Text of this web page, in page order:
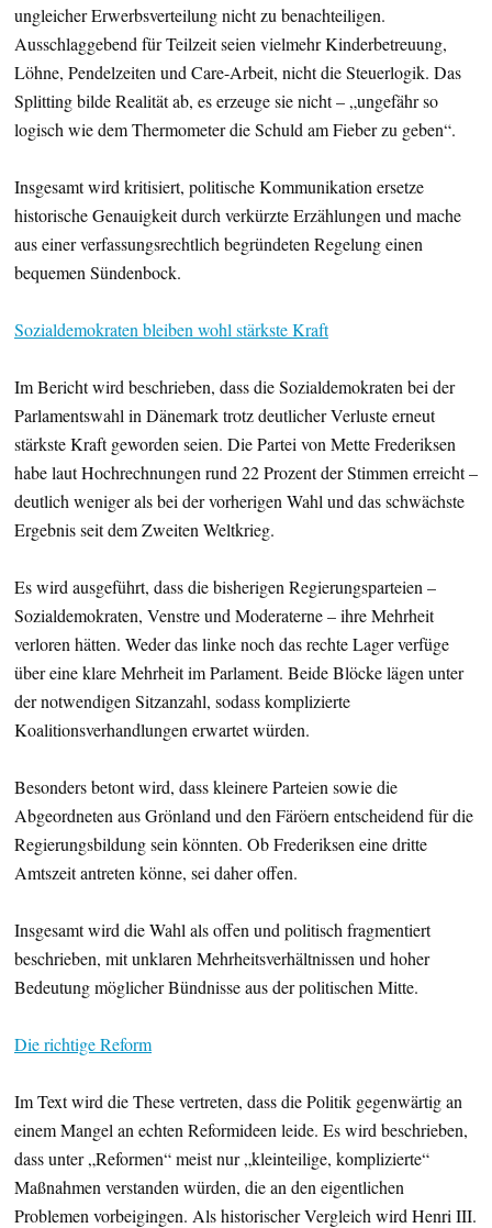
ungleicher Erwerbsverteilung nicht zu benachteiligen.
Ausschlaggebend für Teilzeit seien vielmehr Kinderbetreuung,
Löhne, Pendelzeiten und Care-Arbeit, nicht die Steuerlogik. Das
Splitting bilde Realität ab, es erzeuge sie nicht – „ungefähr so
logisch wie dem Thermometer die Schuld am Fieber zu geben“.
Insgesamt wird kritisiert, politische Kommunikation ersetze
historische Genauigkeit durch verkürzte Erzählungen und mache
aus einer verfassungsrechtlich begründeten Regelung einen
bequemen Sündenbock.
Sozialdemokraten bleiben wohl stärkste Kraft
Im Bericht wird beschrieben, dass die Sozialdemokraten bei der
Parlamentswahl in Dänemark trotz deutlicher Verluste erneut
stärkste Kraft geworden seien. Die Partei von Mette Frederiksen
habe laut Hochrechnungen rund 22 Prozent der Stimmen erreicht –
deutlich weniger als bei der vorherigen Wahl und das schwächste
Ergebnis seit dem Zweiten Weltkrieg.
Es wird ausgeführt, dass die bisherigen Regierungsparteien –
Sozialdemokraten, Venstre und Moderaterne – ihre Mehrheit
verloren hätten. Weder das linke noch das rechte Lager verfüge
über eine klare Mehrheit im Parlament. Beide Blöcke lägen unter
der notwendigen Sitzanzahl, sodass komplizierte
Koalitionsverhandlungen erwartet würden.
Besonders betont wird, dass kleinere Parteien sowie die
Abgeordneten aus Grönland und den Färöern entscheidend für die
Regierungsbildung sein könnten. Ob Frederiksen eine dritte
Amtszeit antreten könne, sei daher offen.
Insgesamt wird die Wahl als offen und politisch fragmentiert
beschrieben, mit unklaren Mehrheitsverhältnissen und hoher
Bedeutung möglicher Bündnisse aus der politischen Mitte.
Die richtige Reform
Im Text wird die These vertreten, dass die Politik gegenwärtig an
einem Mangel an echten Reformideen leide. Es wird beschrieben,
dass unter „Reformen“ meist nur „kleinteilige, komplizierte“
Maßnahmen verstanden würden, die an den eigentlichen
Problemen vorbeigingen. Als historischer Vergleich wird Henri III.